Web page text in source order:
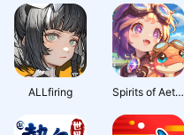
ALLfiring Spirits of Aetheria